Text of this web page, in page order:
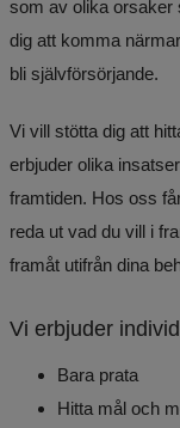
som av olika orsaker
dig att komma
bli självförsörjande.
Vi vill stötta dig att
erbjuder olika
framtiden. Hos oss
reda ut vad du vill i
framåt utifrån dina
Vi erbjuder
Bara prata
Hitta mål och